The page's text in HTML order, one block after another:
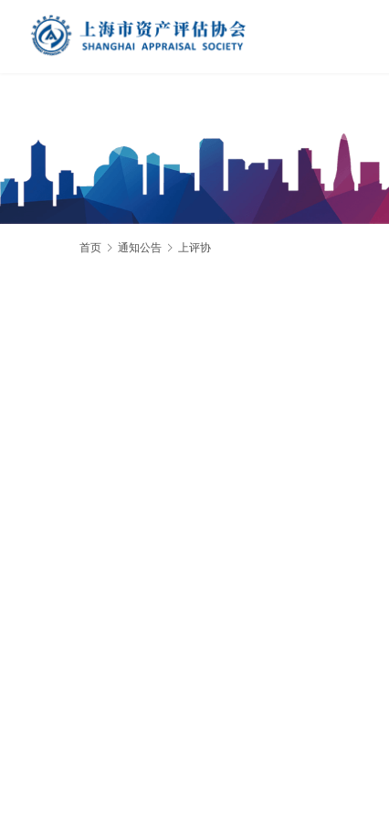
首页 通知公告 上评协